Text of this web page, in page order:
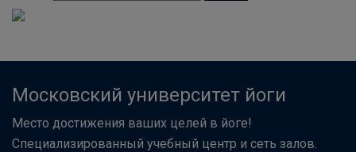
Московский университет йоги
Место достижения ваших целей в йоге!
Специализированный учебный центр и сеть залов.